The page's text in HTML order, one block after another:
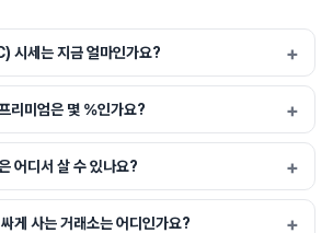
요구에 맞는 유동성에 대한 걱정 없이 제품과 서비스를
탈중앙화 금융(DeFi) 산업의 유동성 문제를 해결하고자
시세는 지금 얼마인가요?
리미엄은 몇 %인가요?
어디서 살 수 있나요?
게 사는 거래소는 어디인가요?